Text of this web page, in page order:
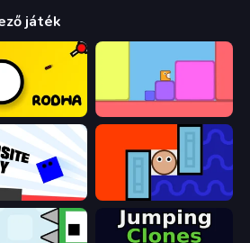
játék
Day Lava and Aqua